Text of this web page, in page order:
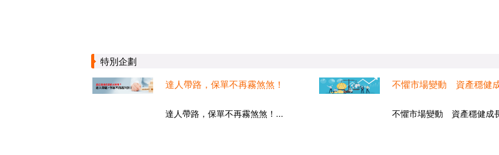
特別企劃
達人帶路，保單不再霧煞煞！
達人帶路，保單不再霧煞煞！...
不懼市場變動 資產穩健
不懼市場變動 資產穩健成